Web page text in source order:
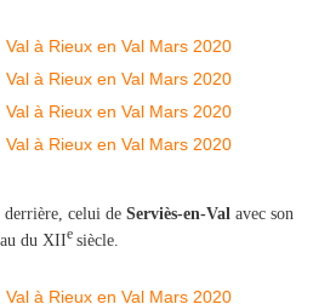
celui de Serviès-en-Val avec son
du XIIe siècle.